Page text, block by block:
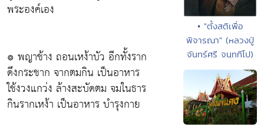
พระองค์เอง
๏ พญาช้าง ถอนเหง้าบัว อีกทั้งราก
ดึงกระชาก จากตมกิน เป็นอาหาร
ใช้งวงแกว่ง ล้างสะบัดตม จมในธาร
กินรากเหง้า เป็นอาหาร บำรุงกาย
• "ตั้งสติเพื่อ
พิจารณา" (หลวงปู่
จันทร์ศรี จนฺททีโป)